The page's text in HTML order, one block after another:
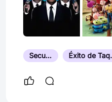
Secuela